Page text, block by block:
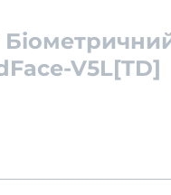
V5L[TD]